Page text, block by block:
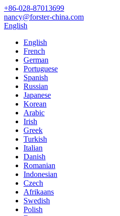
+86-028-87013699
nancy@forster-china.com
English
English
French
German
Portuguese
Spanish
Russian
Japanese
Korean
Arabic
Irish
Greek
Turkish
Italian
Danish
Romanian
Indonesian
Czech
Afrikaans
Swedish
Polish